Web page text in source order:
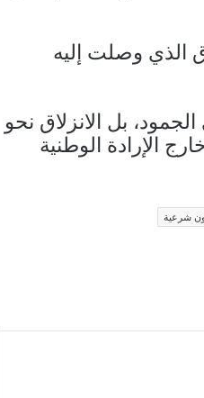
الذي وصلت إليه
بل الانزلاق نحو
الإرادة الوطنية
شرعية